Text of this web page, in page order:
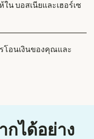
น บอสเนียและเฮอร์เซ
โอนเงินของคุณและ
กได้อย่าง